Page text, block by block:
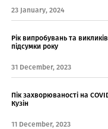
23 January, 2024
Рік випробувань та
підсумки року
31 December, 2023
Пік захворюваності на
Кузін
11 December, 2023